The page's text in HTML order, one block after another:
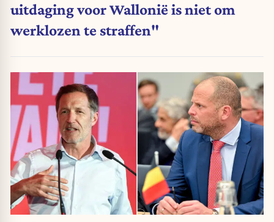
uitdaging voor Wallonië is niet om
werklozen te straffen"